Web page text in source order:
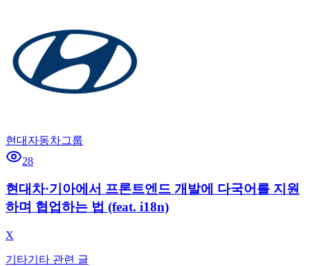
현대자동차그룹
28
현대차·기아에서 프론트엔드 개발에 다국어를 지원
하며 협업하는 법 (feat. i18n)
X
기타기타 관련 글